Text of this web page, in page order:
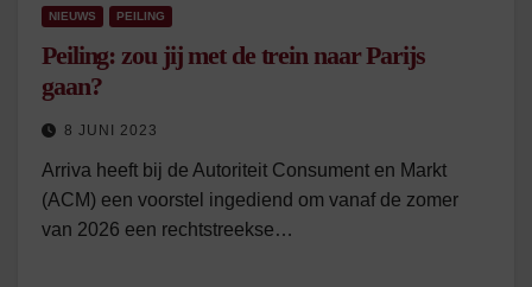
NIEUWS PEILING
Peiling: zou jij met de trein naar Parijs
gaan?
8 JUNI 2023
Arriva heeft bij de Autoriteit Consument en Markt
(ACM) een voorstel ingediend om vanaf de zomer
van 2026 een rechtstreekse…